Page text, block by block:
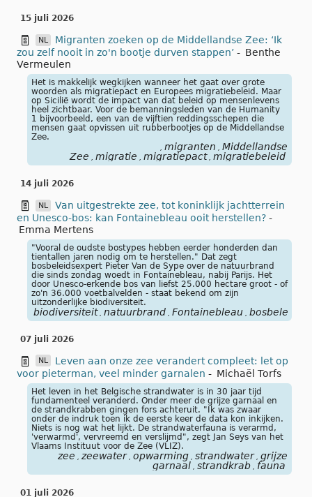
15 juli 2026
NL
Migranten zoeken op de Middellandse Zee: ‘Ik
zou zelf nooit in zo'n bootje durven stappen’ - Benthe
Vermeulen
Het is makkelijk wegkijken wanneer het gaat over grote
woorden als migratiepact en Europees migratiebeleid. Maar
op Sicilië wordt de impact van dat beleid op mensenlevens
heel zichtbaar. Voor de bemanningsleden van de Humanity
1 bijvoorbeeld, een van de vijftien reddingsschepen die
mensen gaat opvissen uit rubberbootjes op de Middellandse
Zee.
migranten
Middellandse
Zee
migratie migratiepact migratiebeleid
14 juli 2026
NL
Van uitgestrekte zee, tot koninklijk jachtterrein
en Unesco-bos: kan Fontainebleau ooit herstellen? -
Emma Mertens
"Vooral de oudste bostypes hebben eerder honderden dan
tientallen jaren nodig om te herstellen." Dat zegt
bosbeleidsexpert Pieter Van de Sype over de natuurbrand
die sinds zondag woedt in Fontainebleau, nabij Parijs. Het
door Unesco-erkende bos van liefst 25.000 hectare groot - of
zo'n 36.000 voetbalvelden - staat bekend om zijn
uitzonderlijke biodiversiteit.
biodiversiteit natuurbrand Fontainebleau bosbeleid
07 juli 2026
NL
Leven aan onze zee verandert compleet: let op
voor pieterman, veel minder garnalen - Michaël Torfs
Het leven in het Belgische strandwater is in 30 jaar tijd
fundamenteel veranderd. Onder meer de grijze garnaal en
de strandkrabben gingen fors achteruit. "Ik was zwaar
onder de indruk toen ik de eerste keer de data kon inkijken.
Niets is nog wat het lijkt. De strandwaterfauna is verarmd,
'verwarmd', vervreemd en verslijmd", zegt Jan Seys van het
Vlaams Instituut voor de Zee (VLIZ).
zee zeewater opwarming strandwater grijze
garnaal strandkrab fauna
01 juli 2026